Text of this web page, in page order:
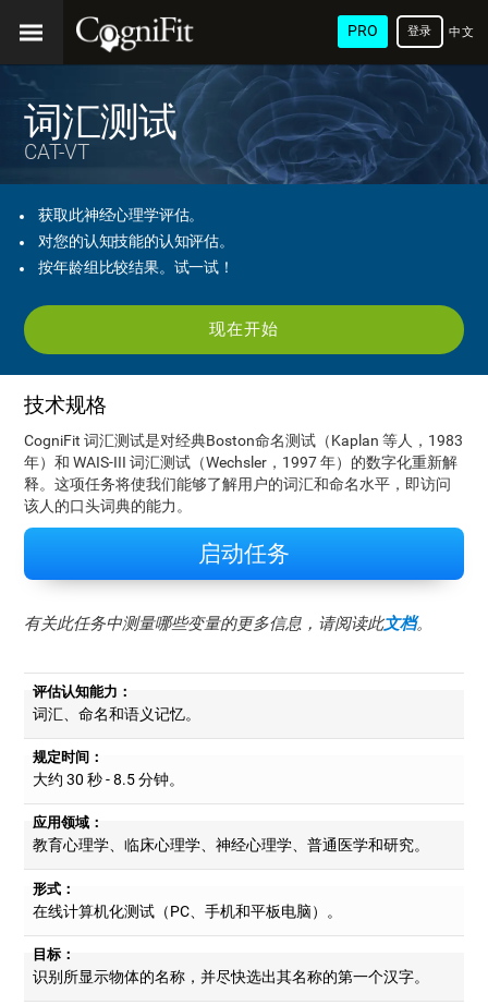
PRO 中文
体)
登录
词汇测试
CAT-VT
获取此神经心理学评估。
对您的认知技能的认知评估。
按年龄组比较结果。试一试！
现在开始
技术规格
CogniFit 词汇测试是对经典Boston命名测试（Kaplan 等人，1983
年）和 WAIS-III 词汇测试（Wechsler，1997 年）的数字化重新解
释。这项任务将使我们能够了解用户的词汇和命名水平，即访问
该人的口头词典的能力。
启动任务
有关此任务中测量哪些变量的更多信息，请阅读此文档。
评估认知能力：
词汇、命名和语义记忆。
规定时间：
大约 30 秒 - 8.5 分钟。
应用领域：
教育心理学、临床心理学、神经心理学、普通医学和研究。
形式：
在线计算机化测试（PC、手机和平板电脑）。
目标：
识别所显示物体的名称，并尽快选出其名称的第一个汉字。